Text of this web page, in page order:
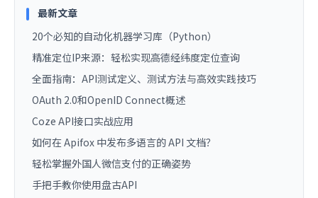
最新文章
20个必知的自动化机器学习库（Python）
精准定位IP来源：轻松实现高德经纬度定位查询
全面指南：API测试定义、测试方法与高效实践技巧
OAuth 2.0和OpenID Connect概述
Coze API接口实战应用
如何在 Apifox 中发布多语言的 API 文档？
轻松掌握外国人微信支付的正确姿势
手把手教你使用盘古API